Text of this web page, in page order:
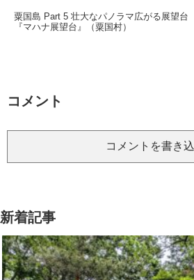
粟国島 Part 5 壮大なパノラマ広がる展望台
『マハナ展望台』（粟国村）
コメント
コメントを書き
新着記事